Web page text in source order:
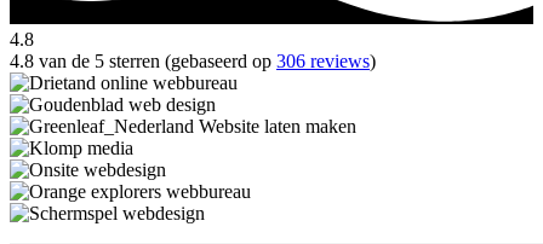
4.8
4.8 van de 5 sterren (gebaseerd op 306 reviews)